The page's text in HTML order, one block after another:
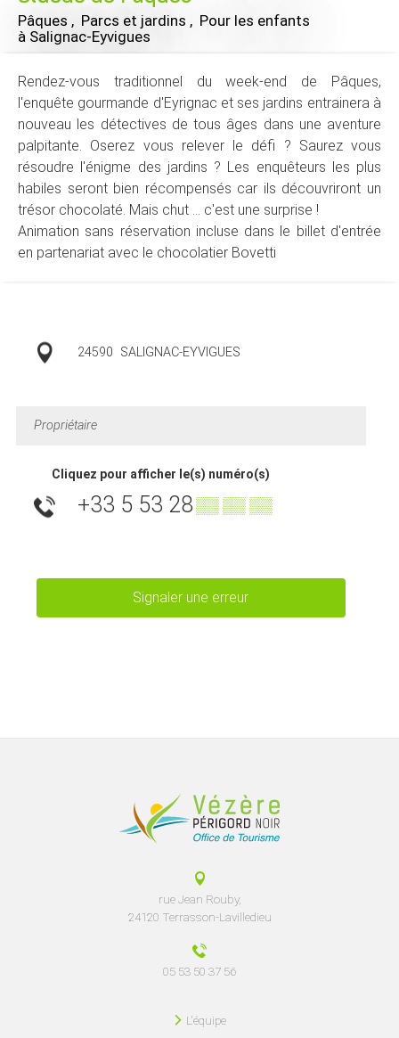
Pâques , Parcs et jardins , Pour les enfants
à Salignac-Eyvigues
Rendez-vous traditionnel du week-end de Pâques,
l'enquête gourmande d'Eyrignac et ses jardins entrainera à
nouveau les détectives de tous âges dans une aventure
palpitante. Oserez vous relever le défi ? Saurez vous
résoudre l'énigme des jardins ? Les enquêteurs les plus
habiles seront bien récompensés car ils découvriront un
trésor chocolaté. Mais chut ... c'est une surprise !
Animation sans réservation incluse dans le billet d'entrée
en partenariat avec le chocolatier Bovetti
24590 SALIGNAC-EYVIGUES
Propriétaire
Cliquez pour afficher le(s) numéro(s)
+33 5 53 28▒▒ ▒▒ ▒▒
Signaler une erreur
rue Jean Rouby,
24120 Terrasson-Lavilledieu
05 53 50 37 56
L'équipe